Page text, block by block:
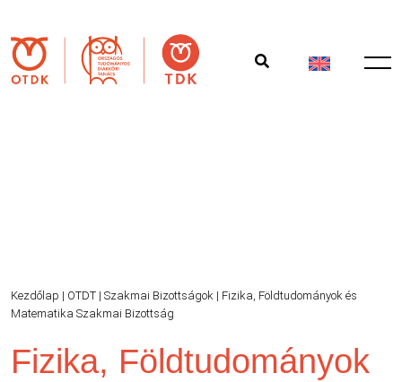
Kezdőlap | OTDT | Szakmai Bizottságok | Fizika, Földtudományok és
Matematika Szakmai Bizottság
Fizika, Földtudományok